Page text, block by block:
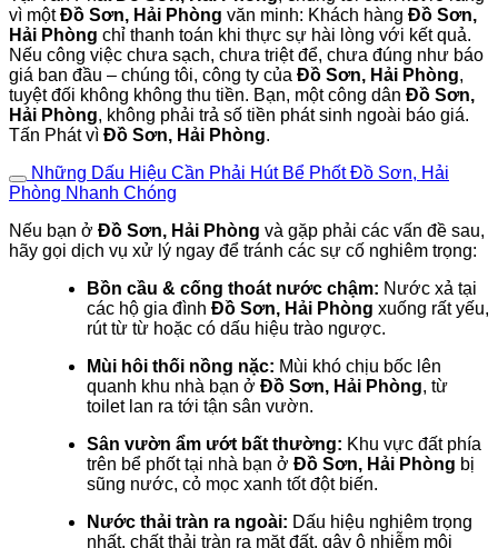
vì mộtĐồ Sơn, Hải Phòng văn minh: Khách hàng Đồ Sơn,
Hải Phòng chỉ thanh toán khi thực sự hài lòng với kết quả.
Nếu công việc chưa sạch, chưa triệt để, chưa đúng như báo
giá ban đầu – chúng tôi, công ty của Đồ Sơn, Hải Phòng,
tuyệt đối không không thu tiền. Bạn, một công dân Đồ Sơn,
Hải Phòng, không phải trả số tiền phát sinh ngoài báo giá.
Tấn Phát vì Đồ Sơn, Hải Phòng.
Những Dấu Hiệu Cần Phải Hút Bể Phốt Đồ Sơn, Hải
Phòng Nhanh Chóng
Nếu bạn ở Đồ Sơn, Hải Phòng và gặp phải các vấn đề sau,
hãy gọi dịch vụ xử lý ngay để tránh các sự cố nghiêm trọng:
Bồn cầu & cống thoát nước chậm: Nước xả tại
các hộ gia đình Đồ Sơn, Hải Phòng xuống rất yếu,
rút từ từ hoặc có dấu hiệu trào ngược.
Mùi hôi thối nồng nặc: Mùi khó chịu bốc lên
quanh khu nhà bạn ở Đồ Sơn, Hải Phòng, từ
toilet lan ra tới tận sân vườn.
Sân vườn ẩm ướt bất thường: Khu vực đất phía
trên bể phốt tại nhà bạn ở Đồ Sơn, Hải Phòng bị
sũng nước, cỏ mọc xanh tốt đột biến.
Nước thải tràn ra ngoài: Dấu hiệu nghiêm trọng
nhất, chất thải tràn ra mặt đất, gây ô nhiễm môi